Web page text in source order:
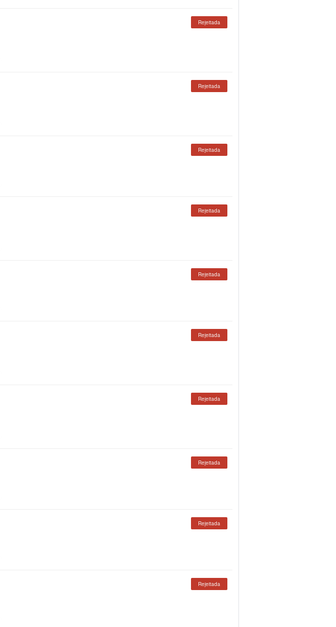
Rejeitada
Rejeitada
Rejeitada
Rejeitada
Rejeitada
Rejeitada
Rejeitada
Rejeitada
Rejeitada
Rejeitada